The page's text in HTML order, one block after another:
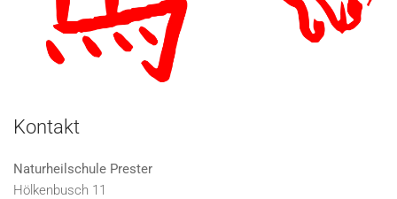
Kontakt
Naturheilschule Prester
Hölkenbusch 11